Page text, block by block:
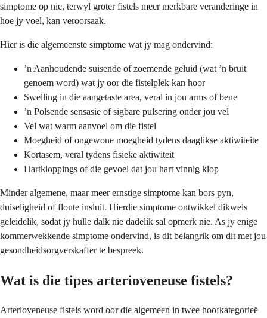
simptome op nie, terwyl groter fistels meer merkbare veranderinge in
hoe jy voel, kan veroorsaak.
Hier is die algemeenste simptome wat jy mag ondervind:
’n Aanhoudende suisende of zoemende geluid (wat ’n bruit
genoem word) wat jy oor die fistelplek kan hoor
Swelling in die aangetaste area, veral in jou arms of bene
’n Polsende sensasie of sigbare pulsering onder jou vel
Vel wat warm aanvoel om die fistel
Moegheid of ongewone moegheid tydens daaglikse aktiwiteite
Kortasem, veral tydens fisieke aktiwiteit
Hartkloppings of die gevoel dat jou hart vinnig klop
Minder algemene, maar meer ernstige simptome kan bors pyn,
duiseligheid of floute insluit. Hierdie simptome ontwikkel dikwels
geleidelik, sodat jy hulle dalk nie dadelik sal opmerk nie. As jy enige
kommerwekkende simptome ondervind, is dit belangrik om dit met jou
gesondheidsorgverskaffer te bespreek.
Wat is die tipes arterioveneuse fistels?
Arterioveneuse fistels word oor die algemeen in twee hoofkategorieë